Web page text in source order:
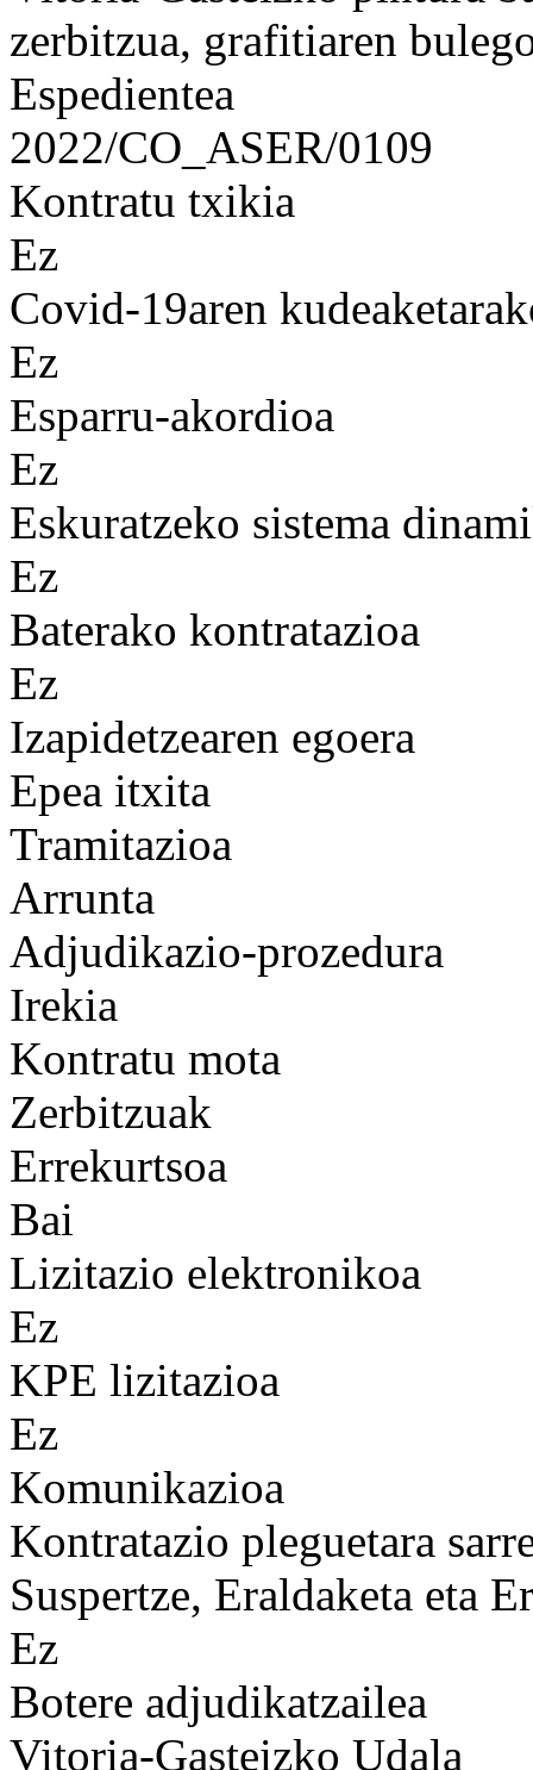
zerbitzua, grafitiaren
Espedientea
2022/CO_ASER/0109
Kontratu txikia
Ez
Covid-19aren
Ez
Esparru-akordioa
Ez
Eskuratzeko sistema
Ez
Baterako kontratazioa
Ez
Izapidetzearen egoera
Epea itxita
Tramitazioa
Arrunta
Adjudikazio-prozedura
Irekia
Kontratu mota
Zerbitzuak
Errekurtsoa
Bai
Lizitazio elektronikoa
Ez
KPE lizitazioa
Ez
Komunikazioa
Kontratazio pleguetara
Suspertze, Eraldaketa eta
Ez
Botere adjudikatzailea
Vitoria-Gasteizko Udala